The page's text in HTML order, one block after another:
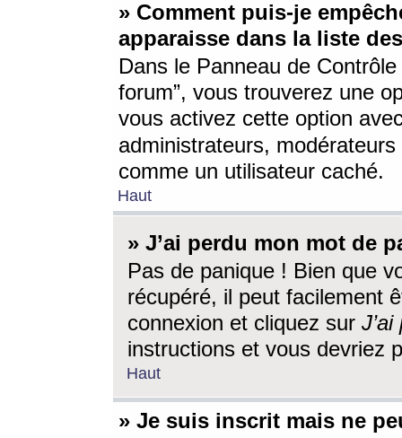
» Comment puis-je
apparaisse dans la liste
Dans le Panneau de
forum”, vous trouverez une
vous activez cette option
administrateurs,
comme un utilisateur caché.
Haut
» J’ai perdu mon mot de
Pas de panique ! Bien que
récupéré, il peut facilement
connexion et cliquez sur
instructions et vous devriez
Haut
» Je suis inscrit mais ne